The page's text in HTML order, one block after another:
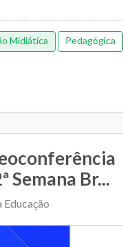
Midiática Pedagógica
Semana Br...